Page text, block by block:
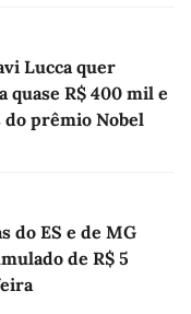
Lucca quer
quase R$ 400 mil e
do prêmio Nobel
do ES e de MG
de R$ 5